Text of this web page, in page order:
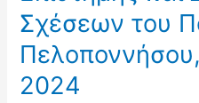
Τμήματος
Πολιτικής
και
Σχέσεων του
2024